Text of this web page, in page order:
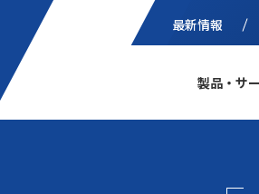
最新情報
製品・サ